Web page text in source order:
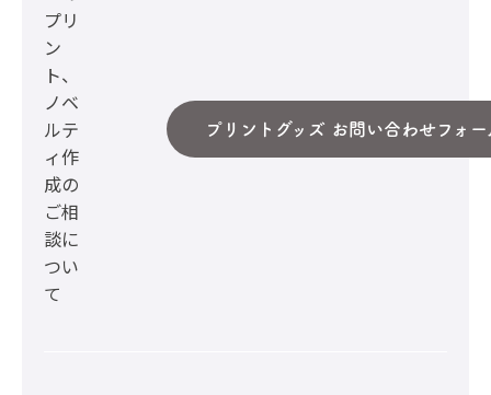
プリ
ン
ト、
ノベ
ルテ
ィ作
成の
ご相
談に
つい
て
プリントグッズ お問い合わせフォー